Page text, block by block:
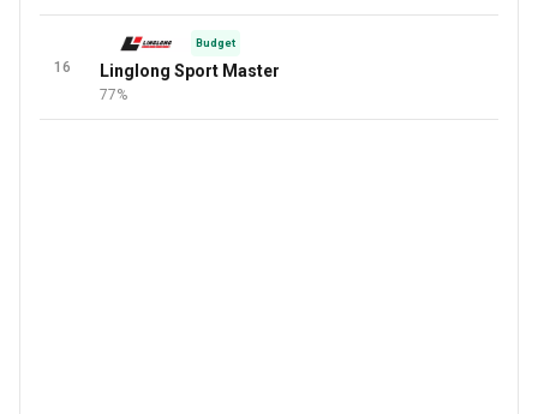
16
Budget
Linglong Sport Master
77%